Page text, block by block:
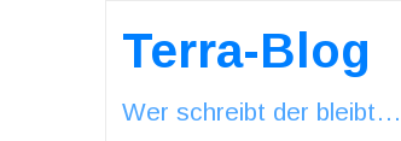
Terra-Blog
Wer schreibt der bleibt…